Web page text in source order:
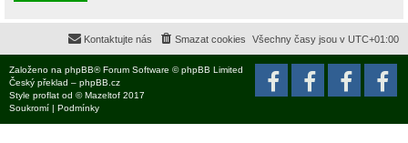
Všechny časy jsou v UTC+01:00
Smazat cookies
Kontaktujte nás
Založeno na phpBB® Forum Software © phpBB Limited
Český překlad – phpBB.cz
Style proflat od ©Mazeltof 2017
Soukromí | Podmínky